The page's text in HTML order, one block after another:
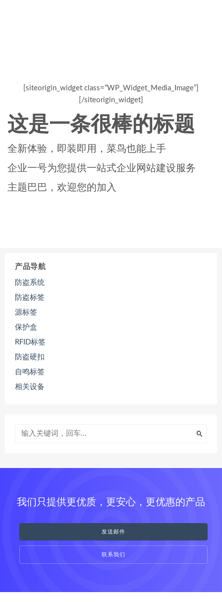
[siteorigin_widget class=”WP_Widget_Media_Image”]
[/siteorigin_widget]
这是一条很棒的标题
全新体验，即装即用，菜鸟也能上手
企业一号为您提供一站式企业网站建设服务
主题巴巴，欢迎您的加入
产品导航
防盗系统
防盗标签
源标签
保护盒
RFID标签
防盗硬扣
自鸣标签
相关设备
我们只提供更优质，更安心，更优惠的产品
发送邮件
联系我们